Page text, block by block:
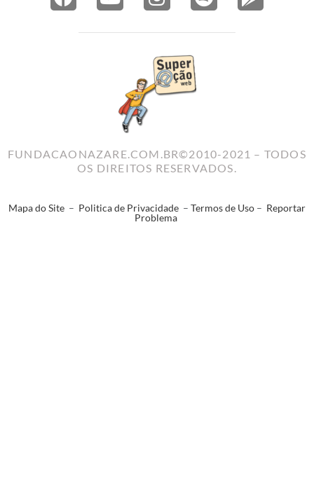
FUNDACAONAZARE.COM.BR©2010-2021 – TODOS
OS DIREITOS RESERVADOS.
Mapa do Site – Politica de Privacidade – Termos de Uso – Reportar
Problema